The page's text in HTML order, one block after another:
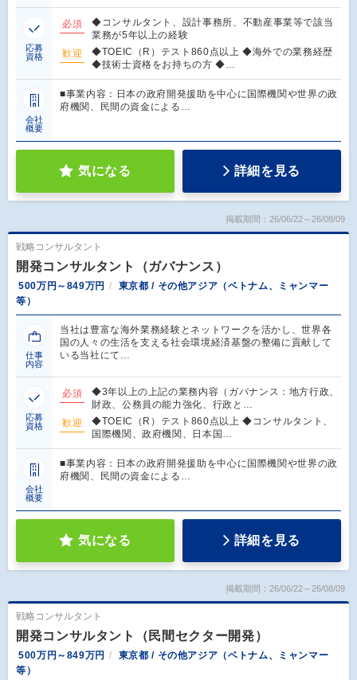
応募
資格
必須
◆コンサルタント、設計事務所、不動産事業等で該当
業務が5年以上の経験
歓迎
◆TOEIC（R）テスト860点以上 ◆海外での業務経歴
◆技術士資格をお持ちの方 ◆…
会社
概要
■事業内容：日本の政府開発援助を中心に国際機関や世界の政
府機関、民間の資金による…
気になる 詳細を見る
掲載期間：26/06/22～26/08/09
戦略コンサルタント
開発コンサルタント（ガバナンス）
500万円～849万円
東京都 / その他アジア（ベトナム、ミャンマー
等）
仕事
内容
当社は豊富な海外業務経験とネットワークを活かし、世界各
国の人々の生活を支える社会環境経済基盤の整備に貢献して
いる当社にて…
応募
資格
必須
◆3年以上の上記の業務内容（ガバナンス：地方行政、
財政、公務員の能力強化、行政と…
歓迎
◆TOEIC（R）テスト860点以上 ◆コンサルタント、
国際機関、政府機関、日本国…
会社
概要
■事業内容：日本の政府開発援助を中心に国際機関や世界の政
府機関、民間の資金による…
気になる 詳細を見る
掲載期間：26/06/22～26/08/09
戦略コンサルタント
開発コンサルタント（民間セクター開発）
500万円～849万円
東京都 / その他アジア（ベトナム、ミャンマー
等）